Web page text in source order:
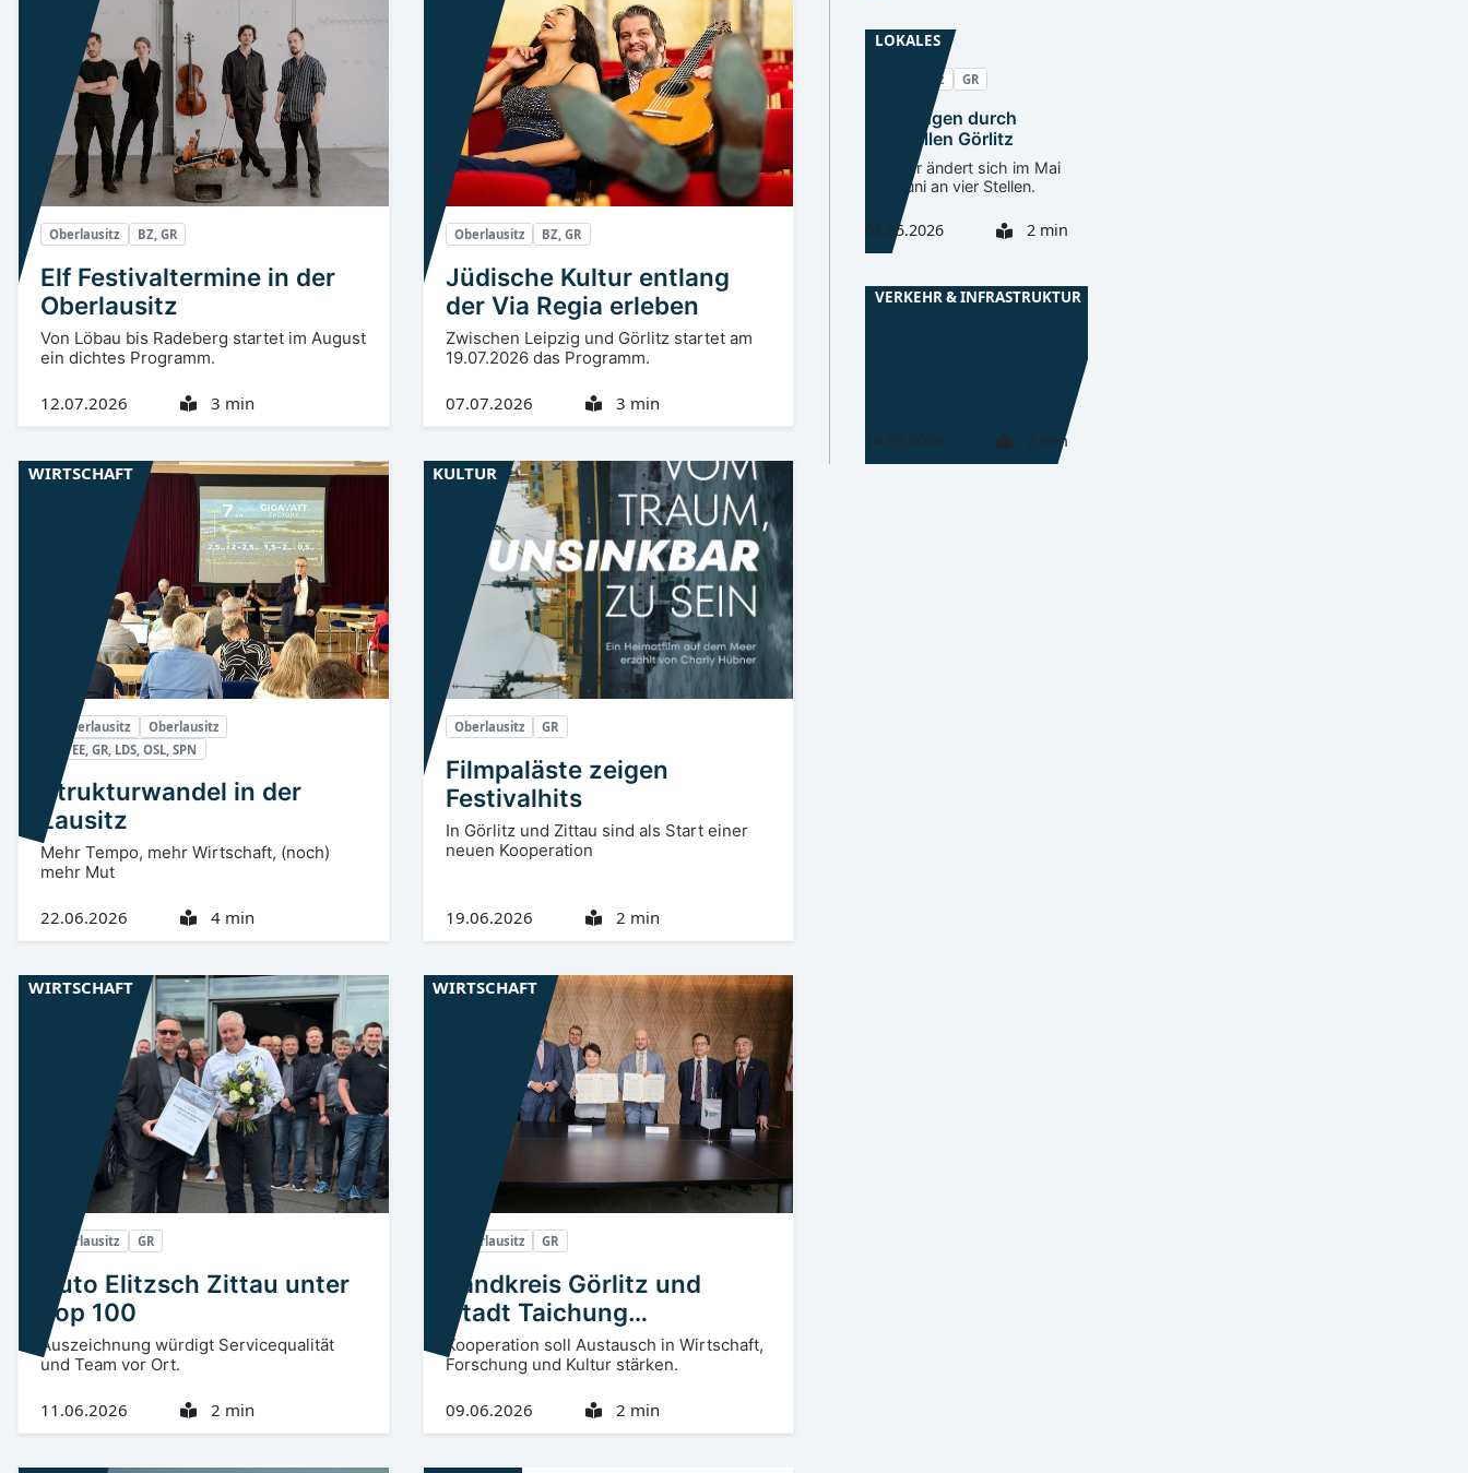
Oberlausitz BZ, GR
Elf Festivaltermine in der
Oberlausitz
Von Löbau bis Radeberg startet im August
ein dichtes Programm.
12.07.2026 3 min
Oberlausitz BZ, GR
Jüdische Kultur entlang
der Via Regia erleben
Zwischen Leipzig und Görlitz startet am
19.07.2026 das Programm.
07.07.2026 3 min
Niederlausitz
Oberlausitz
CB, EE, GR, LDS, OSL, SPN
Strukturwandel in der
Lausitz
Mehr Tempo, mehr Wirtschaft, (noch)
mehr Mut
22.06.2026 4 min
WIRTSCHAFT
Oberlausitz GR
Filmpaläste zeigen
Festivalhits
In Görlitz und Zittau sind als Start einer
neuen Kooperation
19.06.2026 2 min
KULTUR
Oberlausitz GR
Auto Elitzsch Zittau unter
Top 100
Auszeichnung würdigt Servicequalität
und Team vor Ort.
11.06.2026 2 min
WIRTSCHAFT
Oberlausitz GR
Landkreis Görlitz und
Stadt Taichung
unterzeichnen
Memorandum
Kooperation soll Austausch in Wirtschaft,
Forschung und Kultur stärken.
09.06.2026 2 min
WIRTSCHAFT
LOKALES
Oberlausitz GR
Sperrungen durch
Baustellen Görlitz
Verkehr ändert sich im Mai
und Juni an vier Stellen.
02.05.2026 2 min
VERKEHR & INFRASTRUKTUR
14.03.2026 2 min